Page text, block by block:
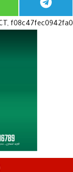
f08c47fec0942fa0